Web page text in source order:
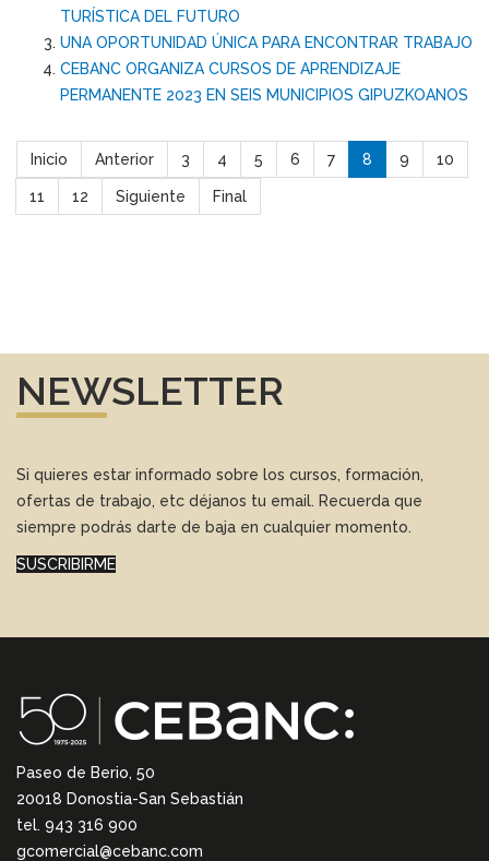
TURÍSTICA DEL FUTURO
UNA OPORTUNIDAD ÚNICA PARA ENCONTRAR TRABAJO
CEBANC ORGANIZA CURSOS DE APRENDIZAJE
PERMANENTE 2023 EN SEIS MUNICIPIOS GIPUZKOANOS
Inicio Anterior 3 4 5 6 7 8 9 10
11 12 Siguiente Final
NEWSLETTER
Si quieres estar informado sobre los cursos, formación,
ofertas de trabajo, etc déjanos tu email. Recuerda que
siempre podrás darte de baja en cualquier momento.
SUSCRIBIRME
Paseo de Berio, 50
20018 Donostia-San Sebastián
tel. 943 316 900
gcomercial@cebanc.com